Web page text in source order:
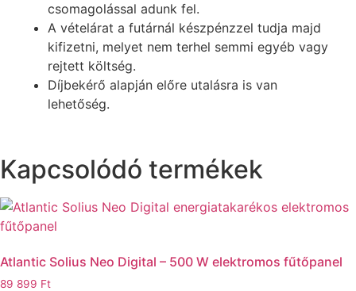
csomagolással adunk fel.
A vételárat a futárnál készpénzzel tudja majd
kifizetni, melyet nem terhel semmi egyéb vagy
rejtett költség.
Díjbekérő alapján előre utalásra is van
lehetőség.
Kapcsolódó termékek
Atlantic Solius Neo Digital – 500 W elektromos fűtőpanel
89 899 Ft